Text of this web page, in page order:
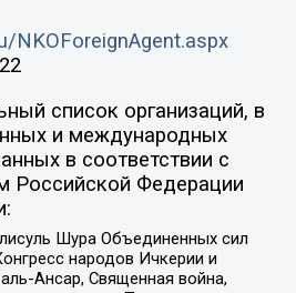
NKOForeignAgent.aspx
список организаций, в
и международных
в соответствии с
Российской Федерации
Шура Объединенных сил
народов Ичкерии и
Ансар, Священная война,